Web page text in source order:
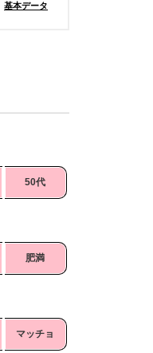
基本データ
50代
肥満
マッチョ